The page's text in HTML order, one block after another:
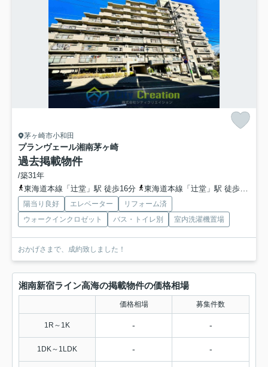
茅ヶ崎市小和田
プランヴェール湘南茅ヶ崎
過去掲載物件
/築31年
東海道本線「辻堂」駅 徒歩16分
東海道本線「辻堂」駅 徒歩16分
陽当り良好 エレベーター
リフォーム済
ウォークインクロゼット
バス・トイレ別 室内洗濯機置場
おかげさまで、成約致しました！
湘南新宿ライン高海の掲載物件の価格相場
価格相場 募集件数
1R～1K - -
1DK～1LDK - -